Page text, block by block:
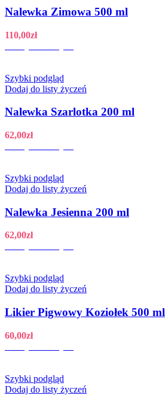
Nalewka Zimowa 500 ml
110,00zł
Szybki podgląd
Dodaj do listy życzeń
Nalewka Szarlotka 200 ml
62,00zł
Szybki podgląd
Dodaj do listy życzeń
Nalewka Jesienna 200 ml
62,00zł
Szybki podgląd
Dodaj do listy życzeń
Likier Pigwowy Koziołek 500 ml
60,00zł
Szybki podgląd
Dodaj do listy życzeń